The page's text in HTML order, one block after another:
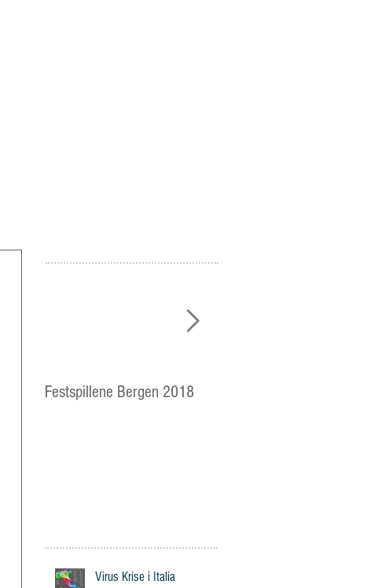
Festspillene Bergen 2018
Virus Krise i Italia